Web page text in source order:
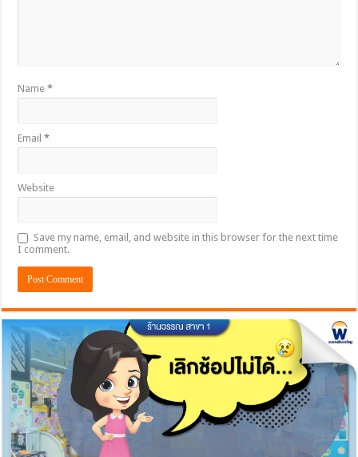
Name*
Email*
Website
Save my name, email, and website in this browser for the next time
I comment.